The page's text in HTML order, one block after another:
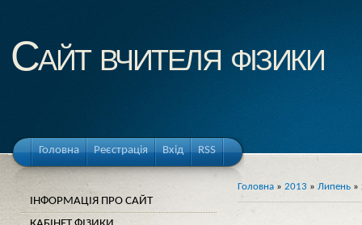
Cайт вчителя фізики
Головна Реєстрація Вхід RSS
Головна » 2013 » Липень »
ІНФОРМАЦІЯ ПРО САЙТ